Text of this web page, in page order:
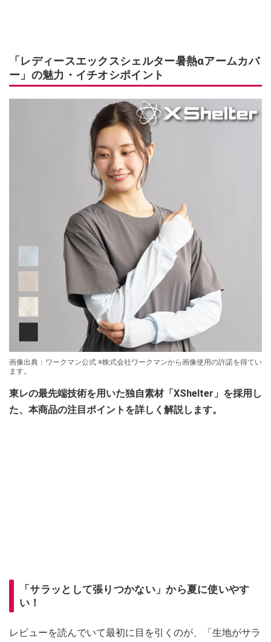
「レディースエックスシェルター暑熱αアームカバ
ー」の魅力・イチオシポイント
画像出典：ワークマン公式 ※株式会社ワークマンから画像使用の許諾を得てい
ます。
東レの最先端技術を用いた独自素材「XShelter」を採用し
た、本商品の注目ポイントを詳しく解説します。
「サラッとして張りつかない」から夏に使いやす
い！
レビューを読んでいて最初に目を引くのが、「生地がサラ